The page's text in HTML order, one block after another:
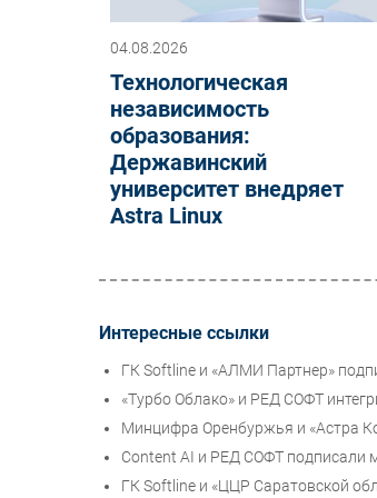
04.08.2026
Технологическая
независимость
образования:
Державинский
университет внедряет
Astra Linux
Интересные ссылки
ГК Softline и «АЛМИ Партнер»
«Турбо Облако» и РЕД СОФТ
Минцифра Оренбуржья и «Астра
Content AI и РЕД СОФТ подписали
ГК Softline и «ЦЦР Саратовской